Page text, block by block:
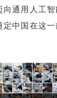
向通用人工
定中国在这